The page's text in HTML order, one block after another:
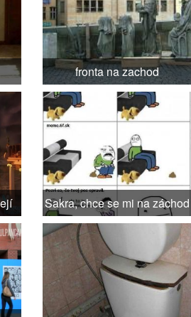
fronta na zachod
Sakra, chce se mi na záchod